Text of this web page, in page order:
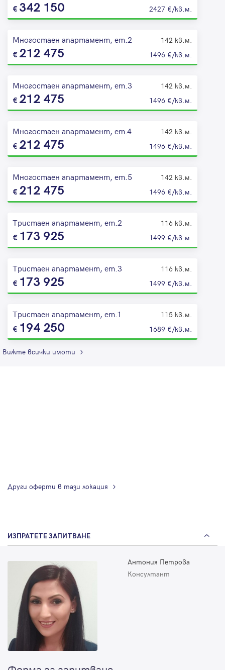
342 150 2427 €/кв.м.
Многостаен апартамент, ет.2 142 кв.м.
212 475 1496 €/кв.м.
Многостаен апартамент, ет.3 142 кв.м.
212 475 1496 €/кв.м.
Многостаен апартамент, ет.4 142 кв.м.
212 475 1496 €/кв.м.
Многостаен апартамент, ет.5 142 кв.м.
212 475 1496 €/кв.м.
Тристаен апартамент, ет.2 116 кв.м.
173 925 1499 €/кв.м.
Тристаен апартамент, ет.3 116 кв.м.
173 925 1499 €/кв.м.
Тристаен апартамент, ет.1 115 кв.м.
194 250 1689 €/кв.м.
Вижте всички имоти
Други оферти в тази локация
ИЗПРАТЕТЕ ЗАПИТВАНЕ
Антония Петрова
Консултант